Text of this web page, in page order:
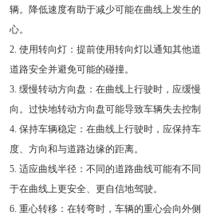
辆。降低速度有助于减少可能在曲线上发生
心。
2. 使用转向灯：提前使用转向灯以通知其他
道路安全并避免可能的碰撞。
3. 缓慢转动方向盘：在曲线上行驶时，应缓
向。过快地转动方向盘可能导致车辆失去控制
4. 保持车辆稳定：在曲线上行驶时，应保持
度、方向和与道路边缘的距离。
5. 适应曲线半径：不同的道路曲线可能有不
于在曲线上更安全、更自信地驾驶。
6. 重心转移：在转弯时，车辆的重心会向外